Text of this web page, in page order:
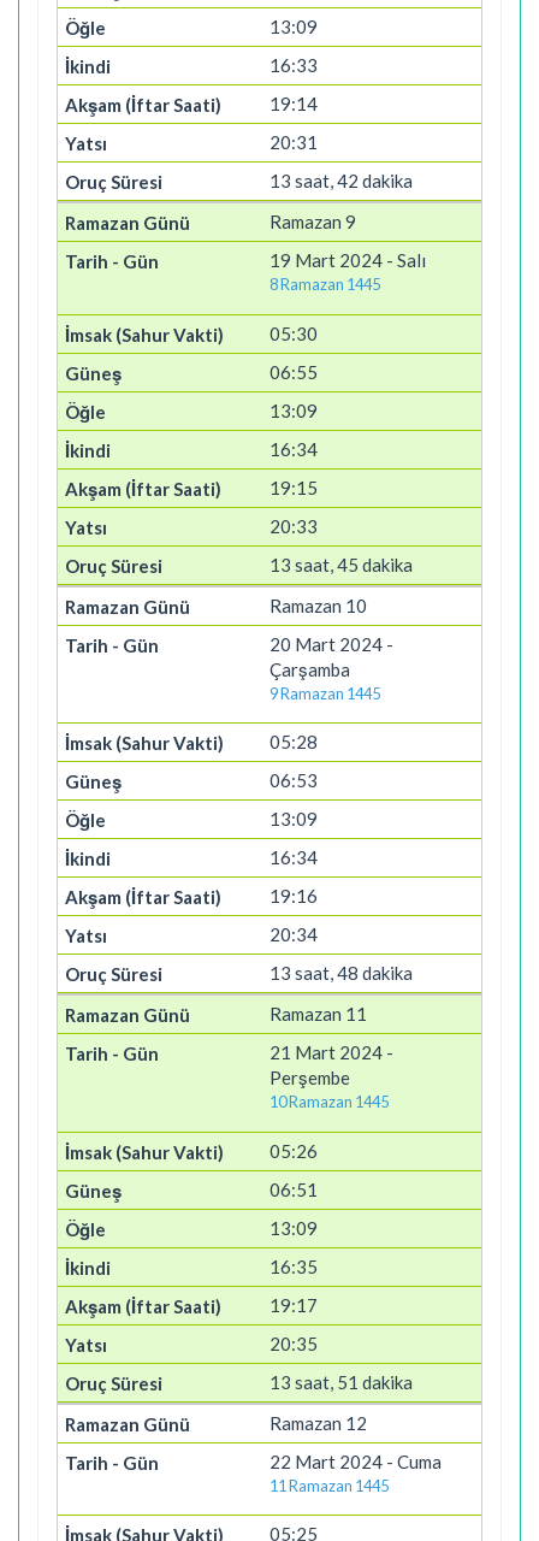
13:09
16:33
19:14
20:31
13 saat, 42 dakika
Ramazan 9
19 Mart 2024 - Salı
8 Ramazan 1445
05:30
06:55
13:09
16:34
19:15
20:33
13 saat, 45 dakika
Ramazan 10
20 Mart 2024 -
Çarşamba
9 Ramazan 1445
05:28
06:53
13:09
16:34
19:16
20:34
13 saat, 48 dakika
Ramazan 11
21 Mart 2024 -
Perşembe
10 Ramazan 1445
05:26
06:51
13:09
16:35
19:17
20:35
13 saat, 51 dakika
Ramazan 12
22 Mart 2024 - Cuma
11 Ramazan 1445
05:25